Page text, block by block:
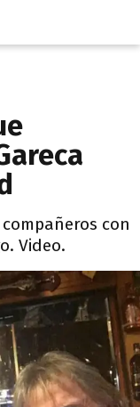
con
Video.